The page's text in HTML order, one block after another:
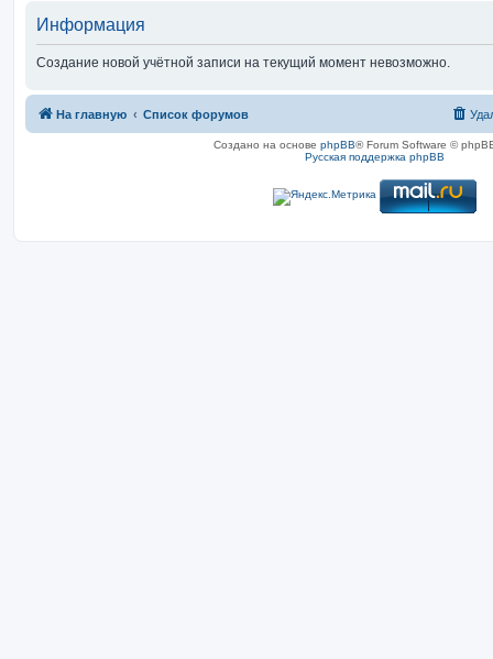
Информация
Создание новой учётной записи на текущий момент невозможно.
На главную Список форумов
Создано на основе phpBB® Forum Software ©
Русская поддержка phpBB